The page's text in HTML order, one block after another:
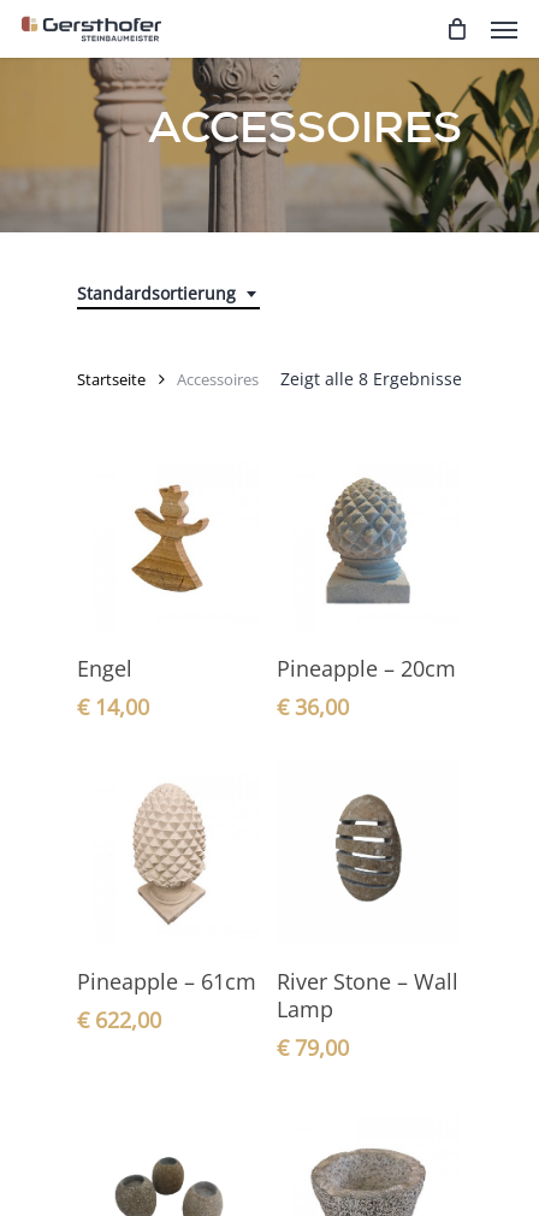
Skip
ACCESSOIRES
Standardsortierung
Zeigt alle 8 Ergebnisse
Startseite Accessoires
Engel
€14,00
In den
Warenkorb
Pineapple – 20cm
€36,00
In den
Warenkorb
Pineapple – 61cm
€622,00
Warenkorb
River Stone – Wall
Lamp
€79,00